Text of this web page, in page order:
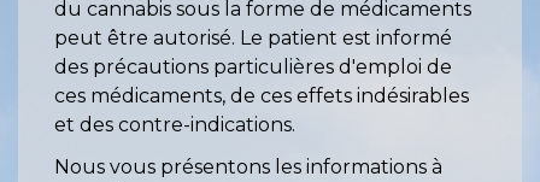
du cannabis sous la forme de médicaments
peut être autorisé. Le patient est informé
des précautions particulières d'emploi de
ces médicaments, de ces effets indésirables
et des contre-indications.
Nous vous présentons les informations à